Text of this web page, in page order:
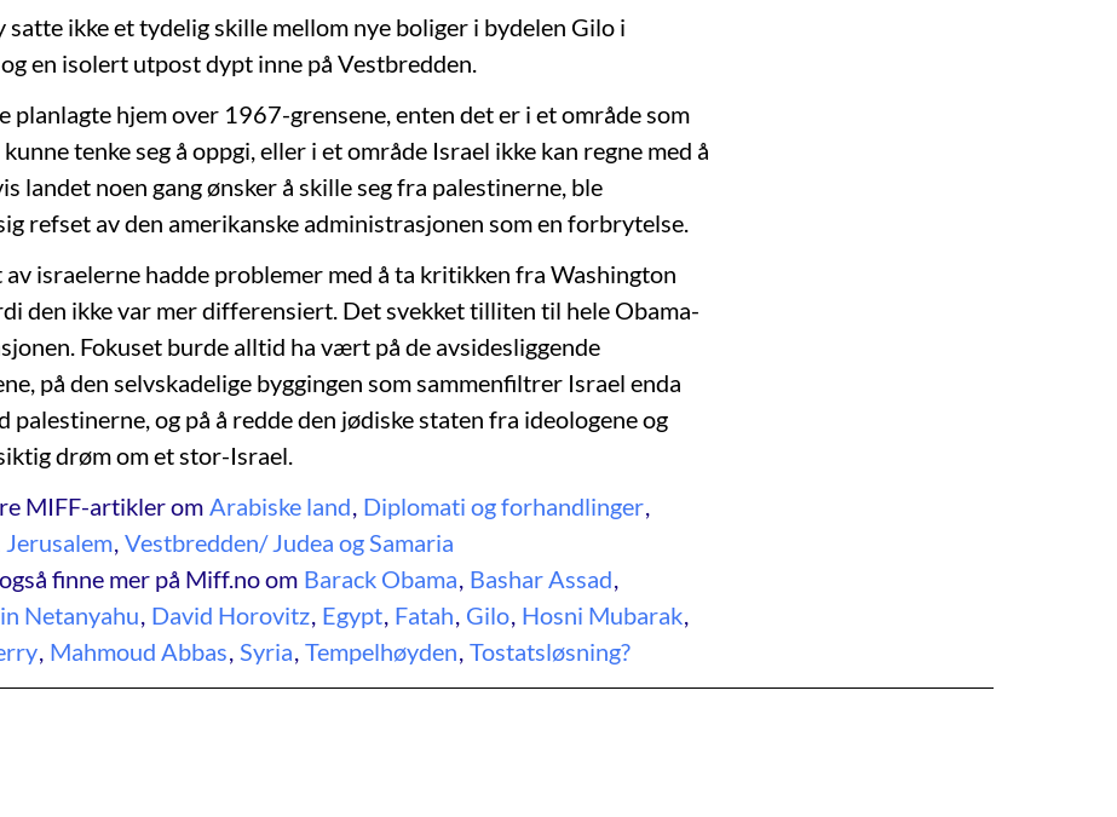
satte ikke et tydelig skille mellom nye boliger i bydelen Gilo i
en isolert utpost dypt inne på Vestbredden.
planlagte hjem over 1967-grensene, enten det er i et område som
tenke seg å oppgi, eller i et område Israel ikke kan regne med å
landet noen gang ønsker å skille seg fra palestinerne, ble
refset av den amerikanske administrasjonen som en forbrytelse.
israelerne hadde problemer med å ta kritikken fra Washington
den ikke var mer differensiert. Det svekket tilliten til hele Obama-
Fokuset burde alltid ha vært på de avsidesliggende
på den selvskadelige byggingen som sammenfiltrer Israel enda
palestinerne, og på å redde den jødiske staten fra ideologene og
drøm om et stor-Israel.
MIFF-artikler om Arabiske land, Diplomati og forhandlinger,
Jerusalem, Vestbredden/ Judea og Samaria
finne mer på Miff.no om Barack Obama, Bashar Assad,
Netanyahu, David Horovitz, Egypt, Fatah, Gilo, Hosni Mubarak,
, Mahmoud Abbas, Syria, Tempelhøyden, Tostatsløsning?